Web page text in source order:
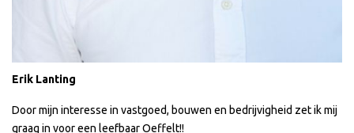
Erik Lanting
Door mijn interesse in vastgoed, bouwen en bedrijvigheid zet ik mij
graag in voor een leefbaar Oeffelt!!